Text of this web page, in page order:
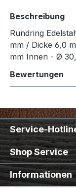
Beschreibung
Rundring
mm / Dicke 6,0
mm Innen - Ø
Bewertungen
Service-
Shop Service
Informationen